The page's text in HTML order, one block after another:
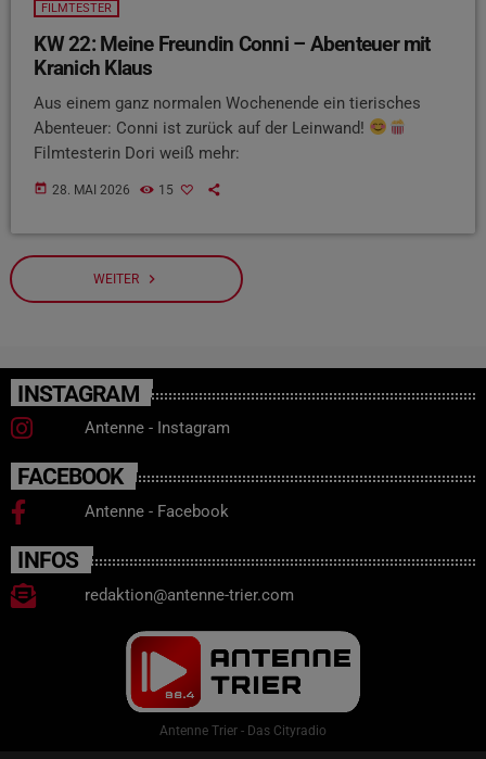
FILMTESTER
KW 22: Meine Freundin Conni – Abenteuer mit
Kranich Klaus
Aus einem ganz normalen Wochenende ein tierisches
Abenteuer: Conni ist zurück auf der Leinwand!
Filmtesterin Dori weiß mehr:
today 28. MAI 2026 15
WEITER navigate_next
INSTAGRAM
Antenne - Instagram
FACEBOOK
Antenne - Facebook
INFOS
redaktion@antenne-trier.com
Antenne Trier - Das Cityradio